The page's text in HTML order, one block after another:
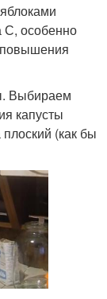
С, особенно
Выбираем
капусты
(как бы